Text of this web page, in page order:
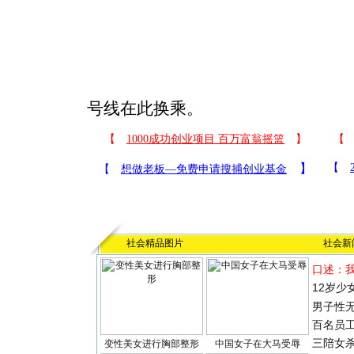
号线在此换乘。
社会精品图片 社会新
变性美女进行胸部整形 中国女子在大马受辱
口述：
12岁少
男子性
百名员
三陪女